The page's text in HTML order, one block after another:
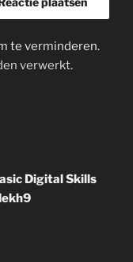
te verminderen.
verwerkt.
Digital Skills